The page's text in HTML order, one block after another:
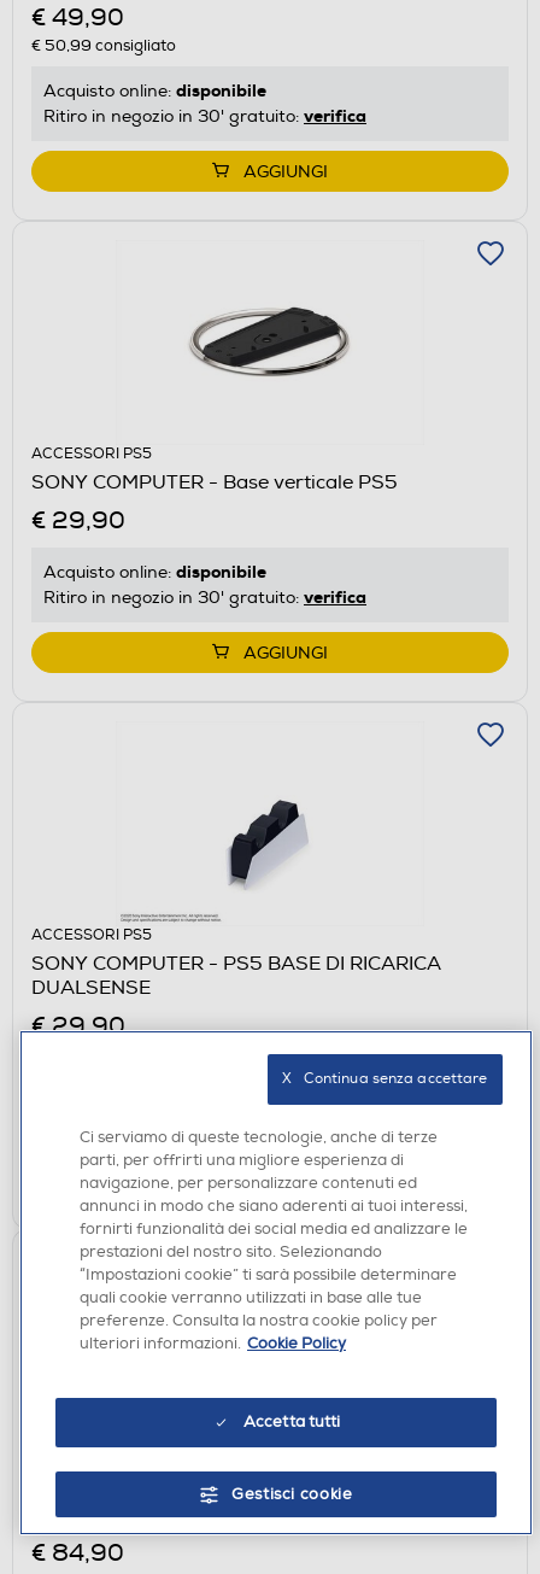
€ 49,90
€ 50,99 consigliato
Acquisto online: disponibile
Ritiro in negozio in 30' gratuito: verifica
AGGIUNGI
ACCESSORI PS5
SONY COMPUTER - Base verticale PS5
€ 29,90
Acquisto online: disponibile
Ritiro in negozio in 30' gratuito: verifica
AGGIUNGI
ACCESSORI PS5
SONY COMPUTER - PS5 BASE DI RICARICA
DUALSENSE
€ 29,90
AGGIUNGI
SONY COMPUTER - CONTROLLER WIRELESS
DUALSENSE-verde
€ 84,90
Ci serviamo di queste tecnologie, anche di terze
parti, per offrirti una migliore esperienza di
navigazione, per personalizzare contenuti ed
annunci in modo che siano aderenti ai tuoi interessi,
fornirti funzionalità dei social media ed analizzare le
prestazioni del nostro sito. Selezionando
“Impostazioni cookie” ti sarà possibile determinare
quali cookie verranno utilizzati in base alle tue
preferenze. Consulta la nostra cookie policy per
ulteriori informazioni. Cookie Policy
Accetta tutti
Gestisci cookie
X   Continua senza accettare